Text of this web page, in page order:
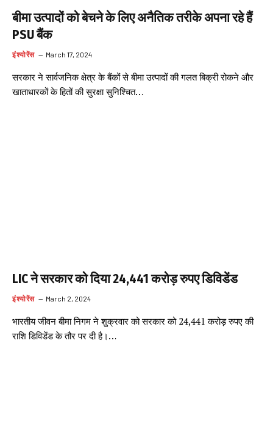
बीमा उत्पादों को बेचने के लिए अनैतिक तरीके अपना रहे हैं
PSU बैंक
इंश्योरेंस March 17, 2024
सरकार ने सार्वजनिक क्षेत्र के बैंकों से बीमा उत्पादों की गलत बिक्री रोकने और
खाताधारकों के हितों की सुरक्षा सुनिश्चित…
LIC ने सरकार को दिया 24,441 करोड़ रुपए डिविडेंड
इंश्योरेंस March 2, 2024
भारतीय जीवन बीमा निगम ने शुक्रवार को सरकार को 24,441 करोड़ रुपए की
राशि डिविडेंड के तौर पर दी है।…